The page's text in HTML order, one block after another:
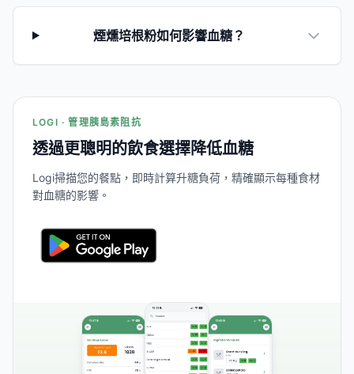
煙燻培根粉如何影響血糖？
LOGI · 管理胰島素阻抗
透過更聰明的飲食選擇降低血糖
Logi掃描您的餐點，即時計算升糖負荷，精確顯示每種食材
對血糖的影響。